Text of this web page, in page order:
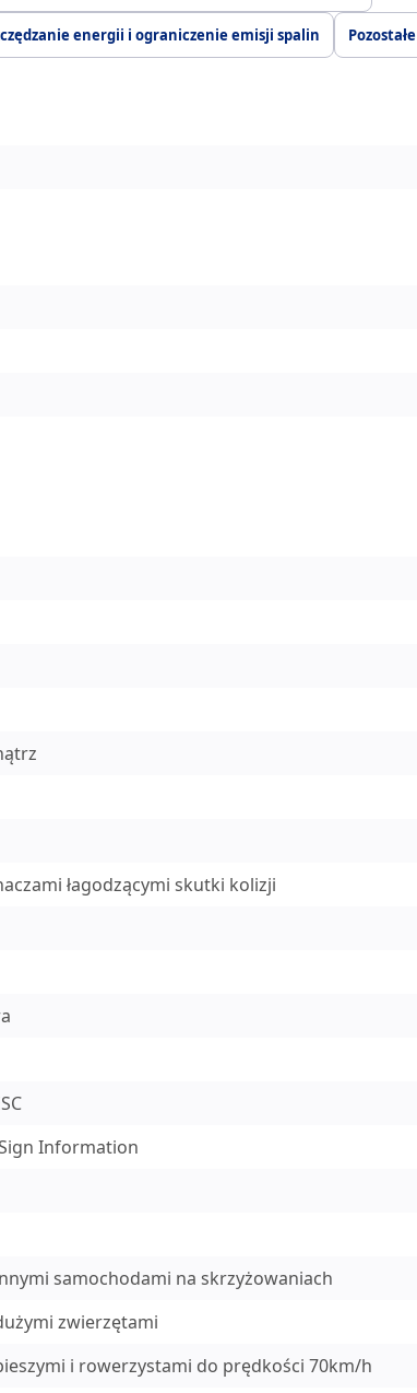
energii i ograniczenie emisji spalin Pozostałe
łagodzącymi skutki kolizji
Information
samochodami na skrzyżowaniach
zwierzętami
i rowerzystami do prędkości 70km/h